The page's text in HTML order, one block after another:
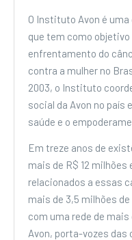
O Instituto Avon é
que tem como
enfrentamento do
contra a mulher no
2003, o Instituto
social da Avon no país
saúde e o
Em treze anos de
mais de R$ 12
relacionados a essas
mais de 3,5 milhões
com uma rede de mais
Avon, porta-vozes